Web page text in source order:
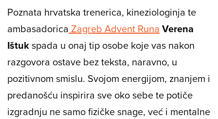
Poznata hrvatska trenerica, kineziologinja te
ambasadorica Zagreb Advent Runa Verena
Ištukspada u onaj tip osobe koje vas nakon
razgovora ostave bez teksta, naravno, u
pozitivnom smislu. Svojom energijom, znanjem i
predanošću inspirira sve oko sebe te potiče
izgradnju ne samo fizičke snage, već i mentalne